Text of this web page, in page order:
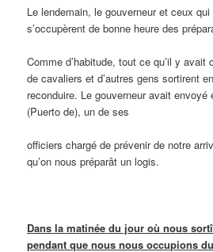
Le lendemain, le gouverneur et ceux qui
s’occupèrent de bonne heure des
Comme d’habitude, tout ce qu’il y
de cavaliers et d’autres gens sortirent
reconduire. Le gouverneur avait
(Puerto de), un de ses
officiers chargé de prévenir de notre
qu’on nous préparât un logis.
Dans la matinée du jour où nous
pendant que nous nous occupions